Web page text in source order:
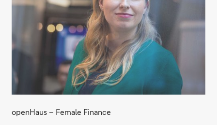
openHaus – Female Finance